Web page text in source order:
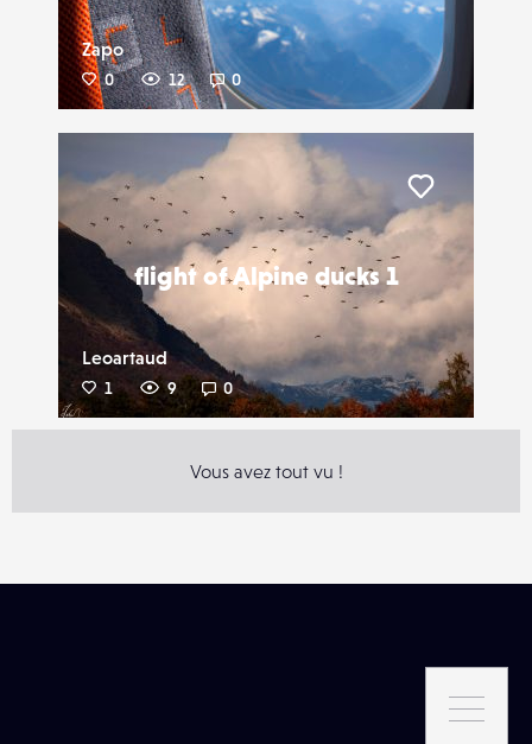
Zapo
0 12 0
flight of Alpine ducks 1
Leoartaud
1 9 0
Liker
Vous avez tout vu !